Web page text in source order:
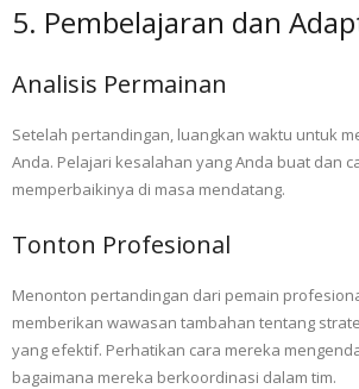
5. Pembelajaran dan
Analisis Permainan
Setelah pertandingan, luangkan waktu untuk
Anda. Pelajari kesalahan yang Anda buat dan
memperbaikinya di masa mendatang.
Tonton Profesional
Menonton pertandingan dari pemain
memberikan wawasan tambahan tentang
yang efektif. Perhatikan cara mereka
bagaimana mereka berkoordinasi dalam tim.